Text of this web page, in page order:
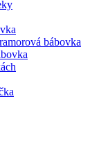
bábovka